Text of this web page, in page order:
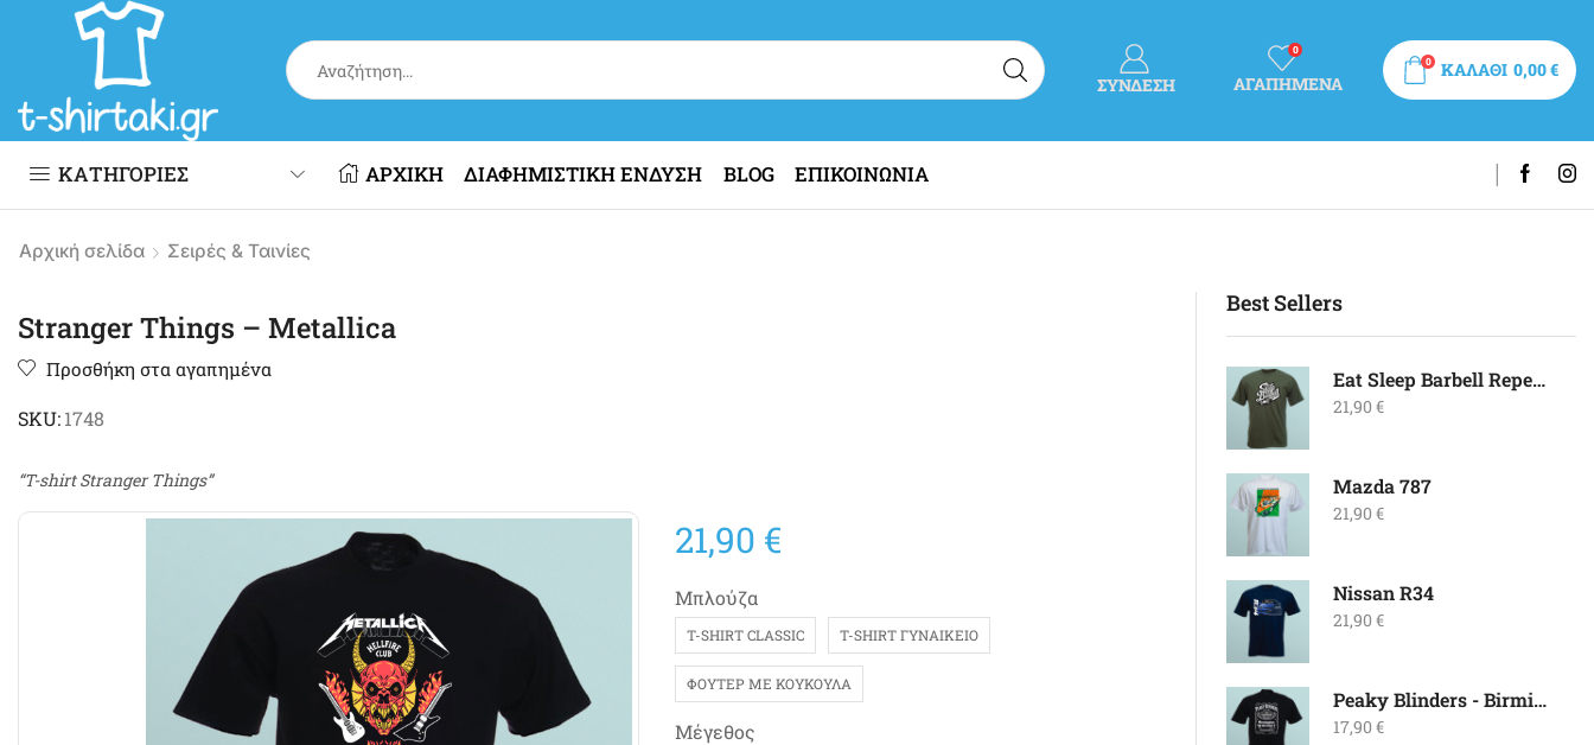
ΣΎΝΔΕΣΗ
0
ΑΓΑΠΗΜΕΝΑ
0 ΚΑΛΑΘΙ 0,00€
ΚΑΤΗΓΟΡΙΕΣ ΑΡΧΙΚΗ ΔΙΑΦΗΜΙΣΤΙΚΗ ΕΝΔΥΣΗ BLOG ΕΠΙΚΟΙΝΩΝΙΑ
Αρχική σελίδα Σειρές & Ταινίες
Stranger Things – Metallica
Προσθήκη στα αγαπημένα
SKU:1748
“T-shirt Stranger Things”
21,90 €
Μπλούζα
T-SHIRT CLASSIC T-SHIRT ΓΥΝΑΙΚΕΊΟ
ΦΟΎΤΕΡ ΜΕ ΚΟΥΚΟΎΛΑ
Μέγεθος
Best Sellers
Eat Sleep Barbell Repeat
21,90 €
Mazda 787
21,90 €
Nissan R34
21,90 €
Peaky Blinders - Birmingham Whiskey
17,90 €